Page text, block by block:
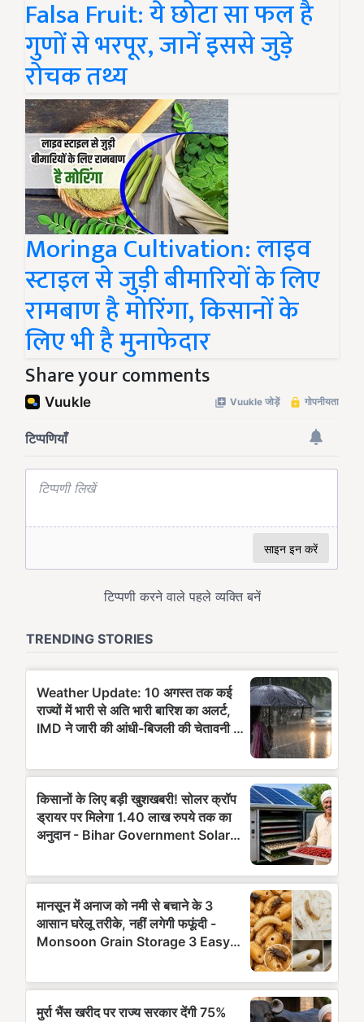
Falsa Fruit: ये छोटा सा फल है
गुणों से भरपूर, जानें इससे जुड़े
रोचक तथ्य
Moringa Cultivation: लाइव
स्टाइल से जुड़ी बीमारियों के लिए
रामबाण है मोरिंगा, किसानों के
लिए भी है मुनाफेदार
Share your comments